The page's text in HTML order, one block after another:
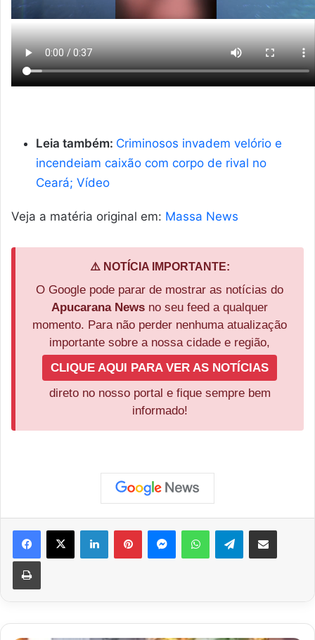
Leia também: Criminosos invadem velório e
incendeiam caixão com corpo de rival no
Ceará; Vídeo
Veja a matéria original em: Massa News
⚠️ NOTÍCIA IMPORTANTE:
O Google pode parar de mostrar as notícias do
Apucarana News no seu feed a qualquer
momento. Para não perder nenhuma atualização
importante sobre a nossa cidade e região,
CLIQUE AQUI PARA VER AS NOTÍCIAS
direto no nosso portal e fique sempre bem
informado!
Facebook
X LinkedinPinterestMessengerWhatsAppTelegramCompartilhar via e-mail
Imprimir